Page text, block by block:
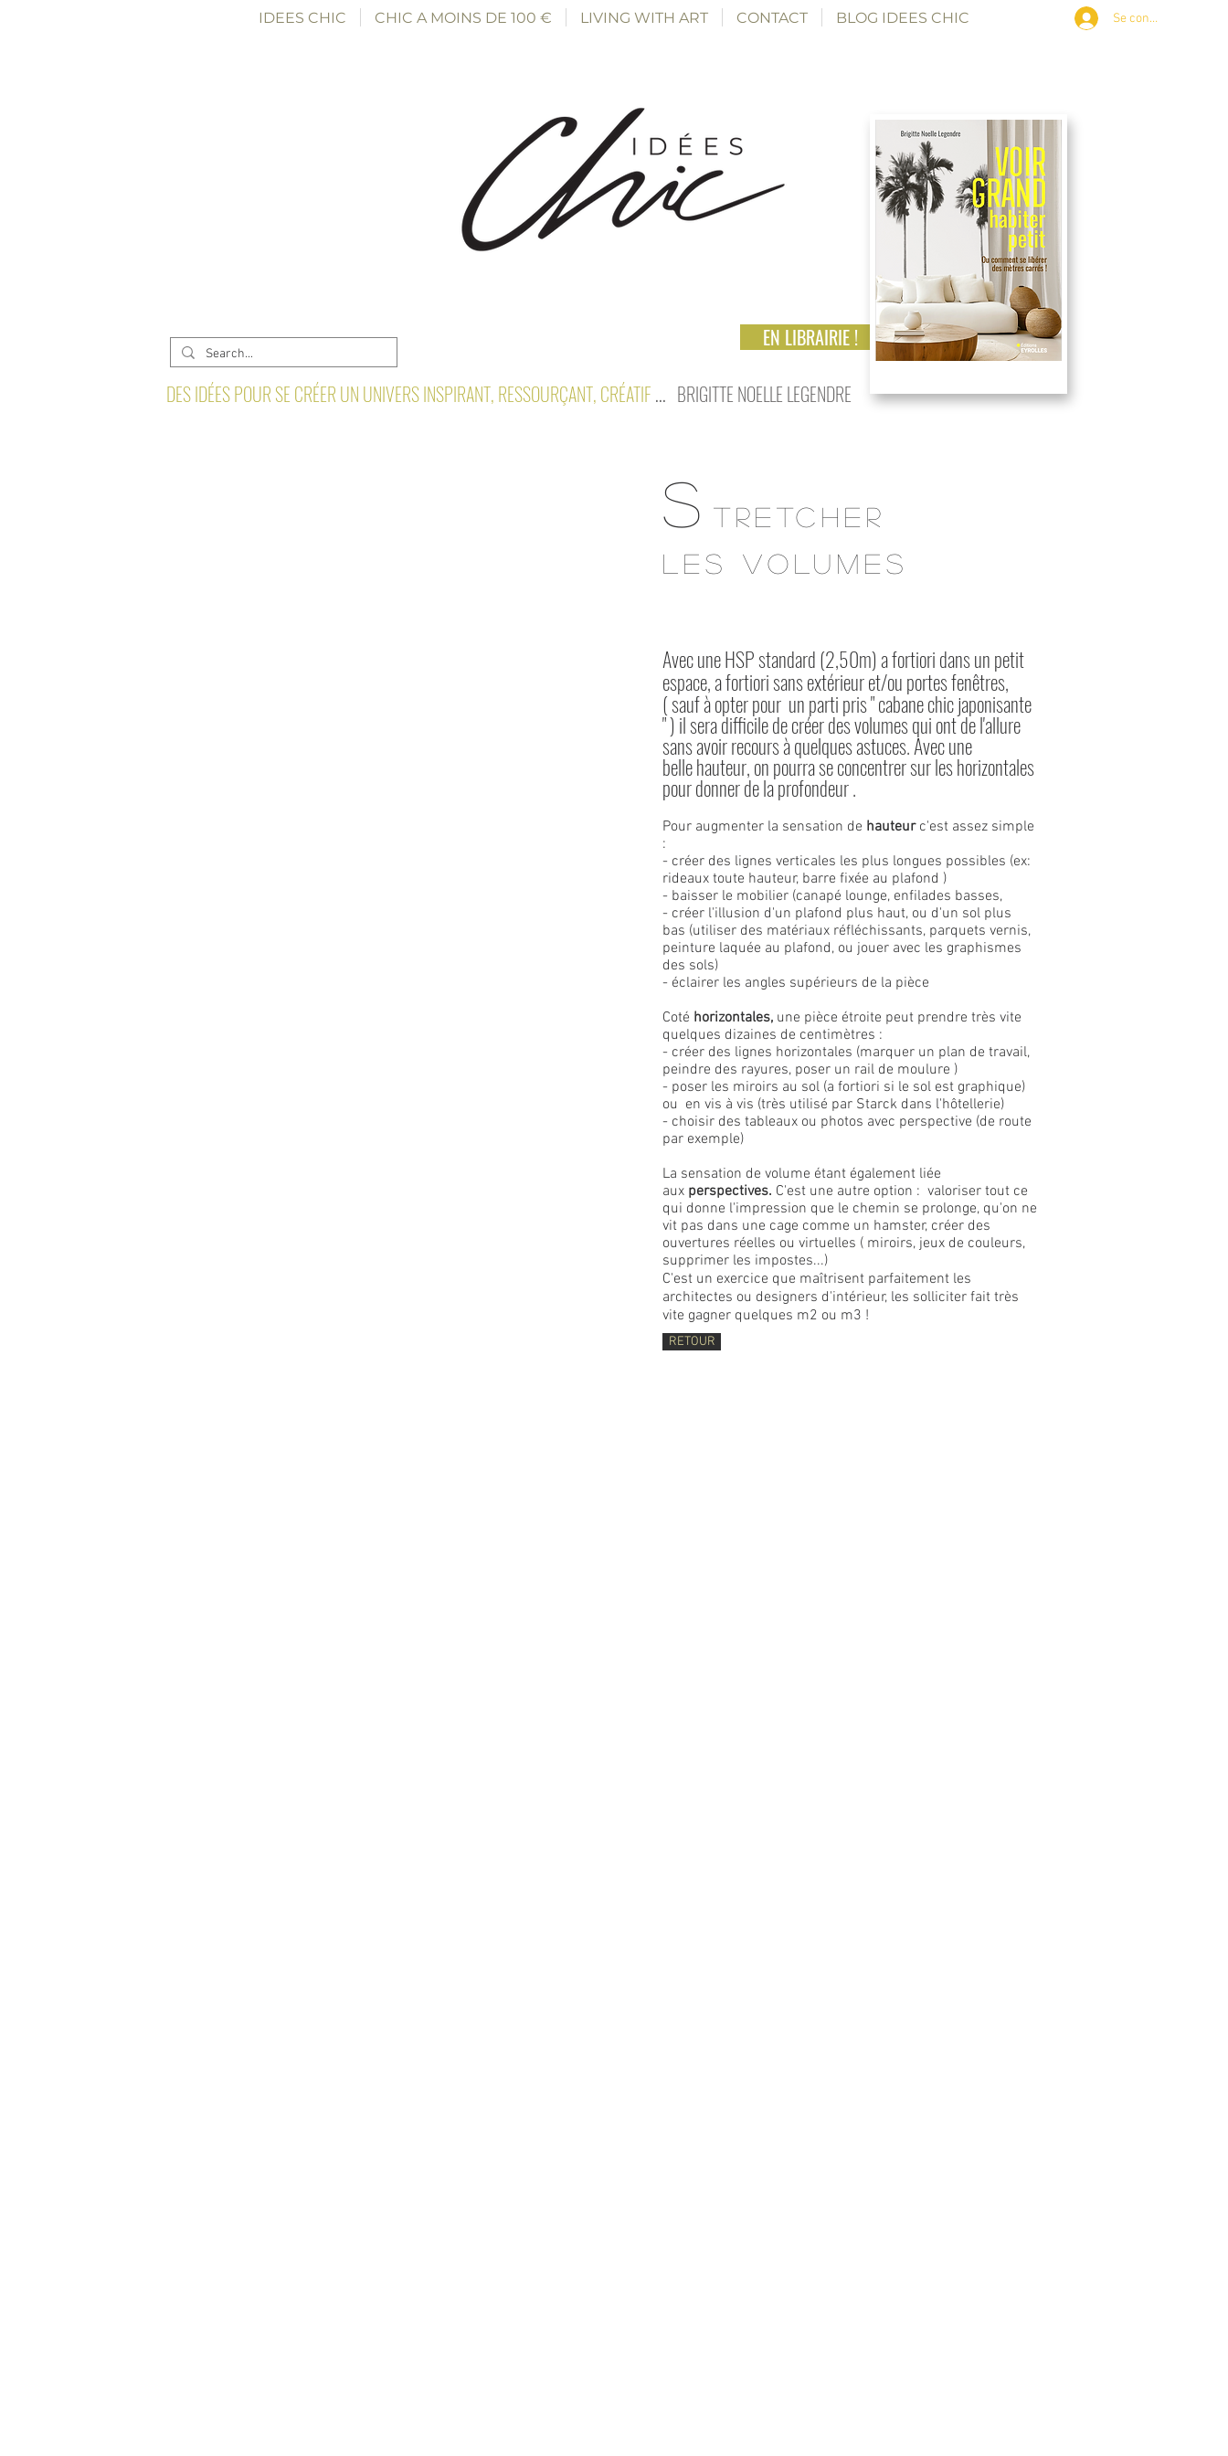
IDEES CHIC CHIC A MOINS DE 100 € LIVING WITH ART CONTACT BLOG IDEES CHIC Se connecter
DES IDÉES POUR SE CRÉER UN UNIVERS INSPIRANT, RESSOURÇANT, CRÉATIF ... BRIGITTE NOELLE LEGENDRE petits espaces
EN LIBRAIRIE !
S TRETCHER
LES VOLUMES
Avec une HSP standard (2,50m) a fortiori dans un petit
espace, a fortiori sans extérieur et/ou portes fenêtres,
( sauf à opter pour un parti pris " cabane chic japonisante
" ) il sera difficile de créer des volumes qui ont de l'allure
sans avoir recours à quelques astuces. Avec une
bellehauteur, on pourra se concentrer sur les horizontales
pour donner de la profondeur .
Pour augmenter la sensation de hauteur c'est assez simple
:
- créer des lignes verticales les plus longues possibles (ex:
rideaux toute hauteur, barre fixée au plafond )
- baisser le mobilier (canapé lounge, enfilades basses,
- créer l'illusion d'un plafond plus haut, ou d'un sol plus
bas (utiliser des matériaux réfléchissants, parquets vernis,
peinture laquée au plafond, ou jouer avec les graphismes
des sols)
- éclairer les angles supérieurs de la pièce
Coté horizontales, une pièce étroite peut prendre très vite
quelques dizaines de centimètres :
- créer des lignes horizontales (marquer un plan de travail,
peindre des rayures, poser un rail de moulure )
- poser les miroirs au sol (a fortiori si le sol est graphique)
ou en vis à vis (très utilisé par Starck dans l'hôtellerie)
- choisir des tableaux ou photos avec perspective (de route
par exemple)
La sensation de volume étant également liée
aux perspectives. C'est une autre option : valoriser tout ce
qui donne l'impression que le chemin se prolonge, qu'on ne
vit pas dans une cage comme un hamster, créer des
ouvertures réelles ou virtuelles ( miroirs, jeux de couleurs,
supprimer les impostes...)
C'est un exercice que maîtrisent parfaitement les
architectes ou designers d'intérieur, les solliciter fait très
vite gagner quelques m2 ou m3 !
RETOUR